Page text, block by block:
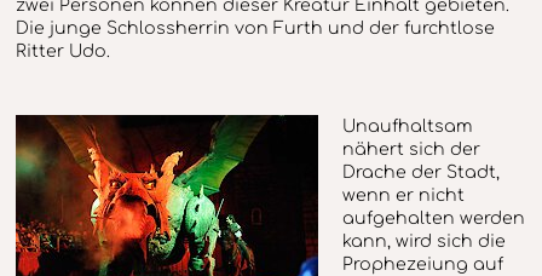
zwei Personen können dieser Kreatur Einhalt gebieten.
Die junge Schlossherrin von Furth und der furchtlose
Ritter Udo.
Unaufhaltsam
nähert sich der
Drache der Stadt,
wenn er nicht
aufgehalten werden
kann, wird sich die
Prophezeiung auf